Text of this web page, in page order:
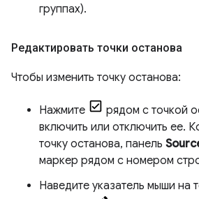
группах).
Редактировать точки останова
Чтобы изменить точку останова:
Нажмите
рядом с точкой
включить или отключить ее.
точку останова, панель
маркер рядом с номером
Наведите указатель мыши на